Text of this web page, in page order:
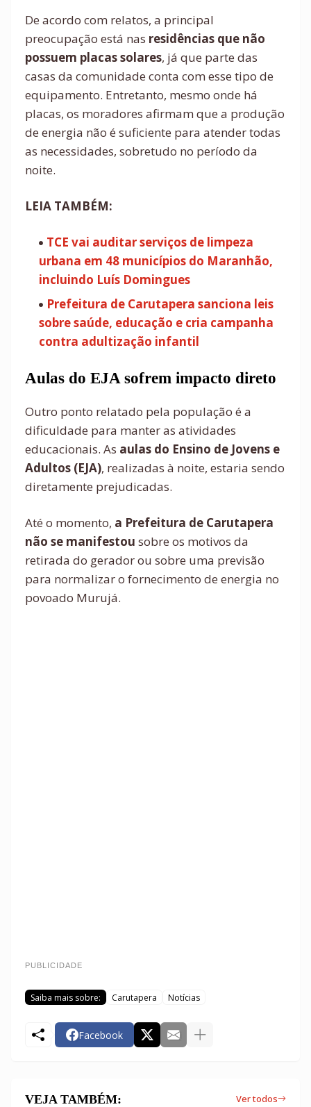
De acordo com relatos, a principal
preocupação está nas residências que não
possuem placas solares, já que parte das
casas da comunidade conta com esse tipo de
equipamento. Entretanto, mesmo onde há
placas, os moradores afirmam que a produção
de energia não é suficiente para atender todas
as necessidades, sobretudo no período da
noite.
LEIA TAMBÉM:
TCE vai auditar serviços de limpeza
urbana em 48 municípios do Maranhão,
incluindo Luís Domingues
Prefeitura de Carutapera sanciona leis
sobre saúde, educação e cria campanha
contra adultização infantil
Aulas do EJA sofrem impacto direto
Outro ponto relatado pela população é a
dificuldade para manter as atividades
educacionais. As aulas do Ensino de Jovens e
Adultos (EJA), realizadas à noite, estaria sendo
diretamente prejudicadas.
Até o momento, a Prefeitura de Carutapera
não se manifestou sobre os motivos da
retirada do gerador ou sobre uma previsão
para normalizar o fornecimento de energia no
povoado Murujá.
PUBLICIDADE
Saiba mais sobre: Carutapera Notícias
Facebook
VEJA TAMBÉM: Ver todos